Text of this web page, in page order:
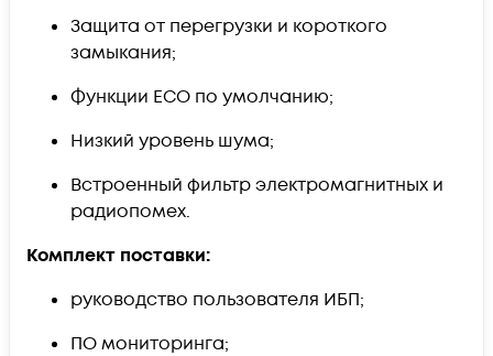
Защита от перегрузки и короткого
замыкания;
Функции ECO по умолчанию;
Низкий уровень шума;
Встроенный фильтр электромагнитных и
радиопомех.
Комплект поставки:
руководство пользователя ИБП;
ПО мониторинга;